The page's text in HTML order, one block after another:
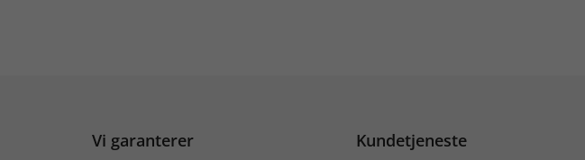
Vi garanterer Kundetjeneste